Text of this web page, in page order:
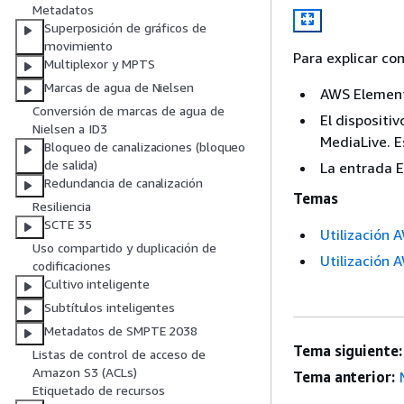
Metadatos
Superposición de gráficos de
movimiento
Multiplexor y MPTS
Marcas de agua de Nielsen
Conversión de marcas de agua de
Nielsen a ID3
Bloqueo de canalizaciones (bloqueo
de salida)
Redundancia de canalización
Resiliencia
SCTE 35
Uso compartido y duplicación de
codificaciones
Cultivo inteligente
Subtítulos inteligentes
Metadatos de SMPTE 2038
Listas de control de acceso de
Amazon S3 (ACLs)
Etiquetado de recursos
Para explicar
AWS
El
MediaLive.
La entrada
Temas
Utilización
Utilización
Tema siguiente:
Tema anterior: